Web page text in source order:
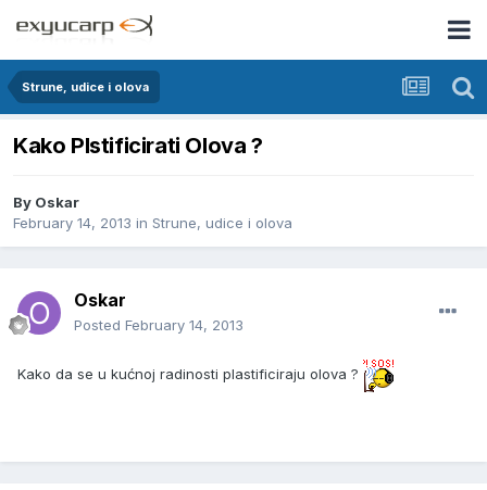
Strune, udice i olova
Kako Plstificirati Olova ?
By Oskar
February 14, 2013 in Strune, udice i olova
Oskar
Posted February 14, 2013
Kako da se u kućnoj radinosti plastificiraju olova ?